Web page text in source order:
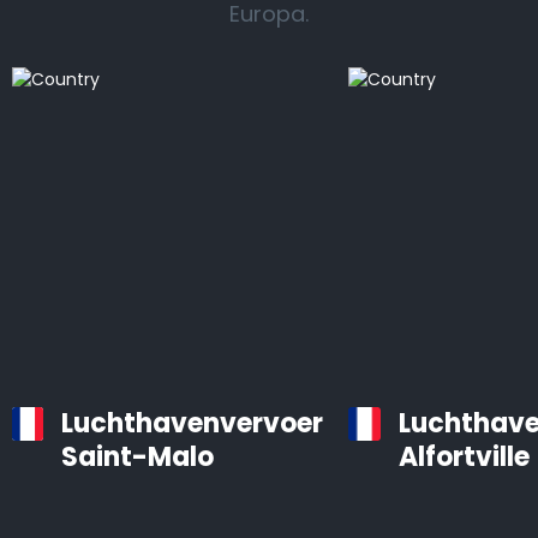
Europa.
Luchthavenvervoer
Saint-Malo
Alfortville